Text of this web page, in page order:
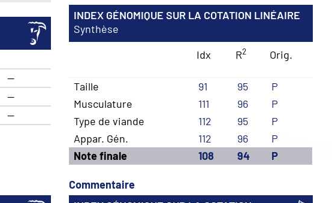
—
—
—
INDEX GÉNOMIQUE SUR LA COTATION LINÉAIRE
Synthèse
Idx
R2 Orig.
Taille 91 95
P
Musculature
111 96
P
Type de viande
112 95
P
Appar. Gén.
112 96
P
Note finale
108 94 P
Commentaire